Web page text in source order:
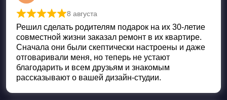
Оценка 5из 5
8 августа
Решил сделать родителям подарок на их 30-летие
совместной жизни заказал ремонт в их квартире.
Сначала они были скептически настроены и даже
отговаривали меня, но теперь не устают
благодарить и всем друзьям и знакомым
рассказывают о вашей дизайн-студии.